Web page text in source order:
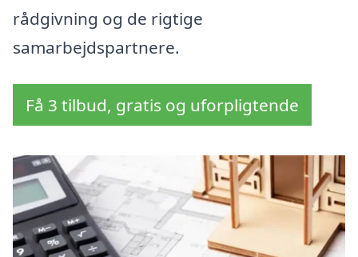
rådgivning og de rigtige
samarbejdspartnere.
Få 3 tilbud, gratis og uforpligtende